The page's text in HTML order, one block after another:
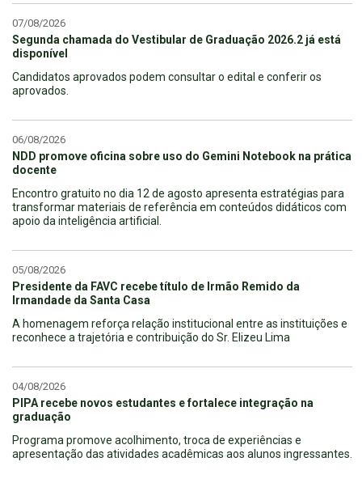
07/08/2026
Segunda chamada do Vestibular de Graduação 2026.2 já está
disponível
Candidatos aprovados podem consultar o edital e conferir os
aprovados.
06/08/2026
NDD promove oficina sobre uso do Gemini Notebook na prática
docente
Encontro gratuito no dia 12 de agosto apresenta estratégias para
transformar materiais de referência em conteúdos didáticos com
apoio da inteligência artificial.
05/08/2026
Presidente da FAVC recebe título de Irmão Remido da
Irmandade da Santa Casa
A homenagem reforça relação institucional entre as instituições e
reconhece a trajetória e contribuição do Sr. Elizeu Lima
04/08/2026
PIPA recebe novos estudantes e fortalece integração na
graduação
Programa promove acolhimento, troca de experiências e
apresentação das atividades acadêmicas aos alunos ingressantes.